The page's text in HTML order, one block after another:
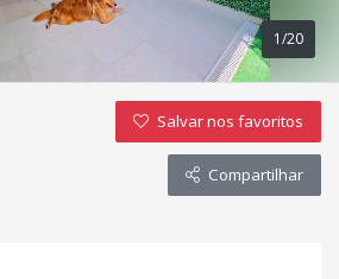
1/20
Salvar nos favoritos
Compartilhar